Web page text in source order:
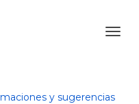
y sugerencias